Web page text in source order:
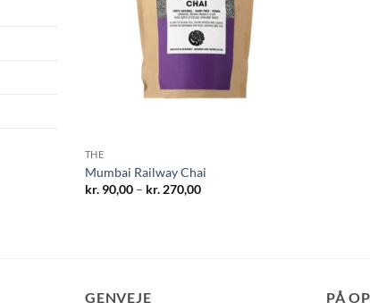
THE
Mumbai Railway Chai
kr.90,00 – kr.270,00Prisinterval:
GENVEJE
PÅ